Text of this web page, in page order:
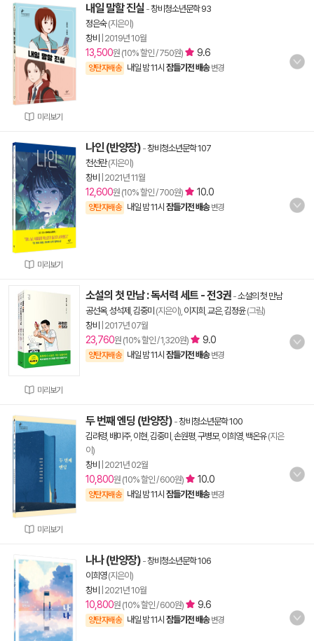
미리보기
내일 말할 진실 -창비청소년문학 93
정은숙(지은이)
창비
2019년 10월
13,500원 (10% 할인 / 750원) 9.6
양탄자배송 내일 밤 11시 잠들기전 배송 변경
미리보기
나인 (반양장) -창비청소년문학 107
천선란(지은이)
창비
2021년 11월
12,600원 (10% 할인 / 700원) 10.0
양탄자배송 내일 밤 11시 잠들기전 배송 변경
미리보기
소설의 첫 만남 : 독서력 세트 - 전3권 -소설의 첫 만남
공선옥, 성석제 김중미 (지은이), 이지희 교은, 김정윤(그림)
창비
2017년 07월
23,760원 (10% 할인 / 1,320원) 9.0
양탄자배송 내일 밤 11시 잠들기전 배송 변경
미리보기
두 번째 엔딩 (반양장) -창비청소년문학 100
김려령, 배미주, 이현 김중미 손원평, 구병모, 이희영, 백온유(지은
이)
창비
2021년 02월
10,800원 (10% 할인 / 600원) 10.0
양탄자배송 내일 밤 11시 잠들기전 배송 변경
나나 (반양장) -창비청소년문학 106
이희영(지은이)
창비
2021년 10월
10,800원 (10% 할인 / 600원) 9.6
양탄자배송 내일 밤 11시 잠들기전 배송 변경